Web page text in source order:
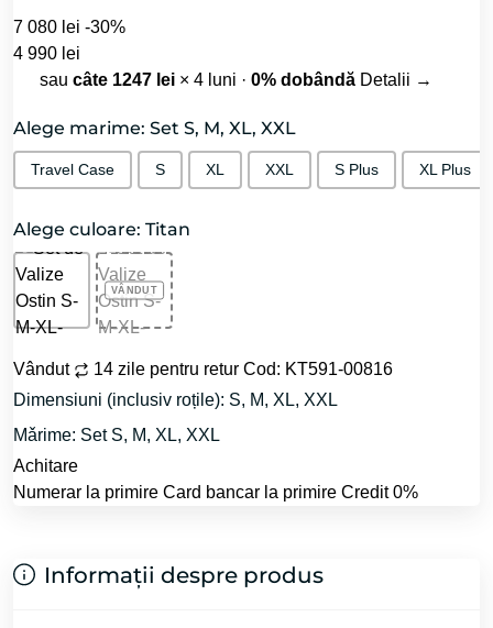
7 080 lei -30%
4 990 lei
sau câte 1247 lei × 4 luni · 0% dobândă Detalii →
Alege marime: Set S, M, XL, XXL
Travel Case S XL XXL S Plus XL Plus
Alege culoare: Titan
Vândut 14 zile pentru retur Cod: KT591-00816
Dimensiuni (inclusiv roțile): S, M, XL, XXL
Mǎrime: Set S, M, XL, XXL
Achitare
Numerar la primire Card bancar la primire Credit 0%
Informații despre produs